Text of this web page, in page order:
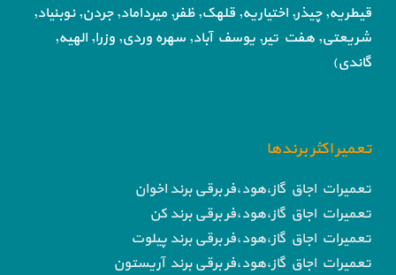
قیطریه, چیذر, اختیاریه, قلهک, ظفر, میرداماد, جردن, نوبنیاد,
شریعتی, هفت تیر, یوسف آباد, سهره وردی, وزرا, الهیه,
گاندی)
تعمیر اکثر برندها
تعمیرات اجاق گاز،هود،فر برقی برند اخوان
تعمیرات اجاق گاز،هود،فر برقی برند کن
تعمیرات اجاق گاز،هود،فر برقی برند پیلوت
تعمیرات اجاق گاز،هود،فر برقی برند آریستون